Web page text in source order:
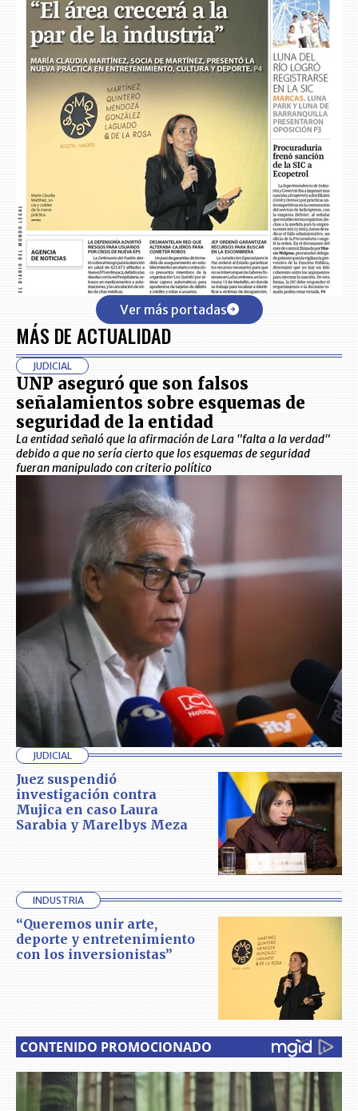
Ver más portadas
MÁS DE ACTUALIDAD
JUDICIAL
UNP aseguró que son falsos
señalamientos sobre esquemas de
seguridad de la entidad
La entidad señaló que la afirmación de Lara "falta a la verdad"
debido a que no sería cierto que los esquemas de seguridad
fueran manipulado con criterio político
JUDICIAL
Juez suspendió
investigación contra
Mujica en caso Laura
Sarabia y Marelbys Meza
INDUSTRIA
“Queremos unir arte,
deporte y entretenimiento
con los inversionistas”